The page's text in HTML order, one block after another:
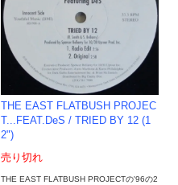
THE EAST FLATBUSH PROJEC
T...FEAT.DeS / TRIED BY 12 (1
2")
売り切れ
THE EAST FLATBUSH PROJECTの'96の2